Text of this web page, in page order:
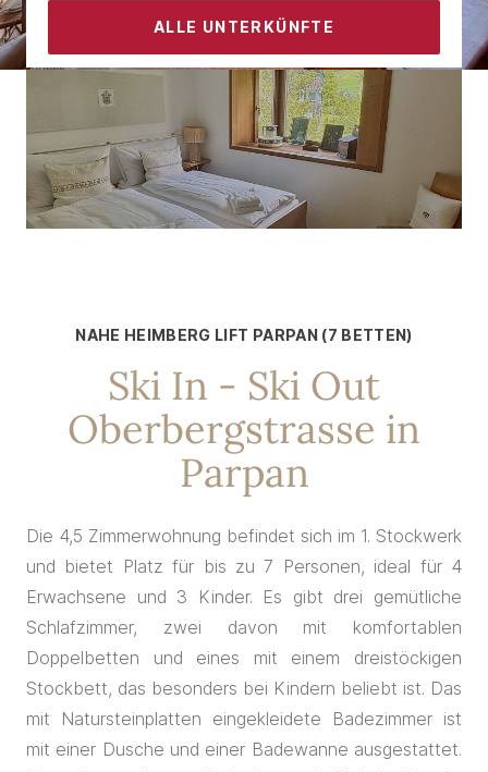
ALLE UNTERKÜNFTE
Nähe
NAHE HEIMBERG LIFT PARPAN (7 BETTEN)
Ski In - Ski Out
Oberbergstrasse in
Parpan
Die 4,5 Zimmerwohnung befindet sich im 1. Stockwerk
und bietet Platz für bis zu 7 Personen, ideal für 4
Erwachsene und 3 Kinder. Es gibt drei gemütliche
Schlafzimmer, zwei davon mit komfortablen
Doppelbetten und eines mit einem dreistöckigen
Stockbett, das besonders bei Kindern beliebt ist. Das
mit Natursteinplatten eingekleidete Badezimmer ist
mit einer Dusche und einer Badewanne ausgestattet.